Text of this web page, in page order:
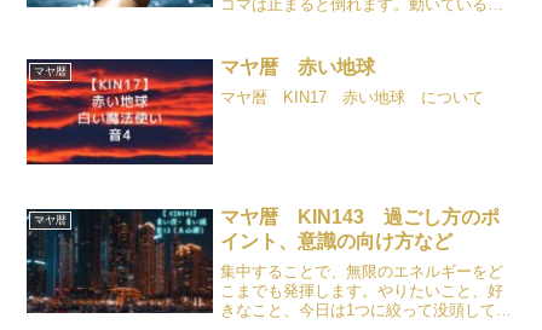
コマは止まると倒れます。動いていると
マヤ暦 マヤ暦 赤い地球
マヤ暦 KIN17 赤い地球 について
マヤ暦
マヤ暦 KIN143 過ごし方のポ
イント、意識の向け方など
集中することで、無限のエネルギーをど
こまでも発揮します。やりたいこと、好
きなこと、今日は1つに絞って没頭してみ